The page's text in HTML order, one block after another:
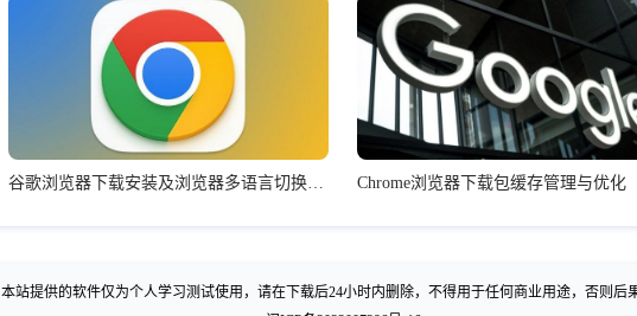
谷歌浏览器下载安装及浏览器多语言切换教程 Chrome浏览器下载包缓存管理与优化
本站提供的软件仅为个人学习测试使用，请在下载后24小时内删除，不得用于任何商业用途，否则后